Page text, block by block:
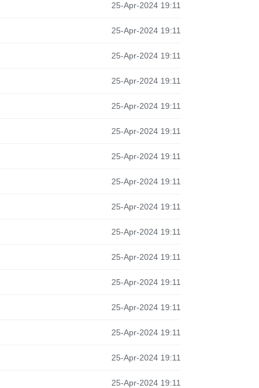
25-Apr-2024 19:11
25-Apr-2024 19:11
25-Apr-2024 19:11
25-Apr-2024 19:11
25-Apr-2024 19:11
25-Apr-2024 19:11
25-Apr-2024 19:11
25-Apr-2024 19:11
25-Apr-2024 19:11
25-Apr-2024 19:11
25-Apr-2024 19:11
25-Apr-2024 19:11
25-Apr-2024 19:11
25-Apr-2024 19:11
25-Apr-2024 19:11
25-Apr-2024 19:11